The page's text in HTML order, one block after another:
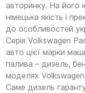
авторинку. На його
німецька якість і
до особливостей
Серія Volkswagen
авто цієї марки
палива – дизель,
моделях
Саме дизель